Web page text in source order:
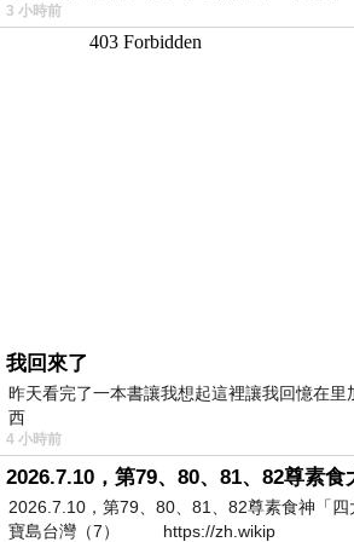
3 小時前
我回來了
昨天看完了一本書讓我想起這裡讓我回憶在里
西
4 小時前
2026.7.10，第79、80、81、82尊素食神「
寶島台灣（7） https://zh.wikip